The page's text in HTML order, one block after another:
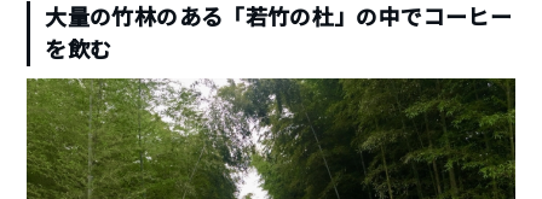
大量の竹林のある「若竹の杜」の中でコーヒー
を飲む